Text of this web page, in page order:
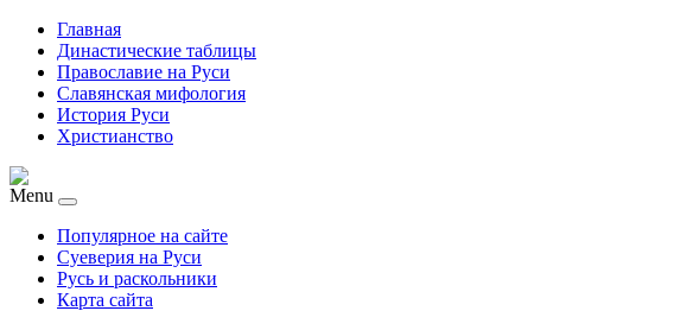
Главная
Династические таблицы
Православие на Руси
Славянская мифология
История Руси
Христианство
Menu
Популярное на сайте
Суеверия на Руси
Русь и раскольники
Карта сайта